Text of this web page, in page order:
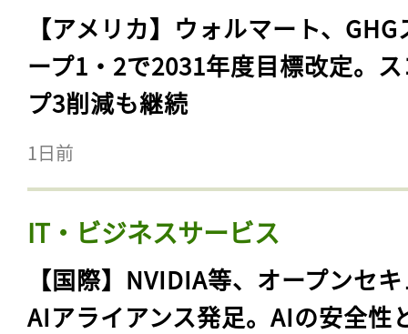
【アメリカ】ウォルマート、GHG
ープ1・2で2031年度目標改定。
プ3削減も継続
1日前
IT・ビジネスサービス
【国際】NVIDIA等、オープンセ
AIアライアンス発足。AIの安全性